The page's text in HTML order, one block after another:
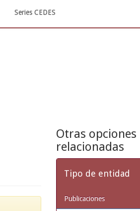
Series CEDES
Otras opciones
relacionadas
Tipo de entidad
Publicaciones